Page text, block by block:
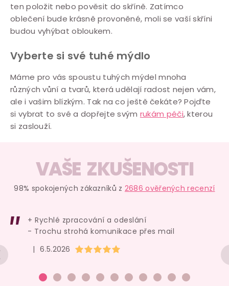
ten položit nebo pověsit do skříně. Zatímco
oblečení bude krásně provoněné, moli se vaší skříni
budou vyhýbat obloukem.
Vyberte si své tuhé mýdlo
Máme pro vás spoustu tuhých mýdel mnoha
různých vůní a tvarů, která udělají radost nejen vám,
ale i vašim blízkým. Tak na co ještě čekáte? Pojďte
si vybrat to své a dopřejte svým rukám péči, kterou
si zaslouží.
VAŠE ZKUŠENOSTI
98% spokojených zákazníků z 2686 ověřených recenzí
Hodnocení obchodu je 5 z 5 hvězdiček.
| 6.5.2026
+ Rychlé zpracování a odeslání
- Trochu strohá komunikace přes mail